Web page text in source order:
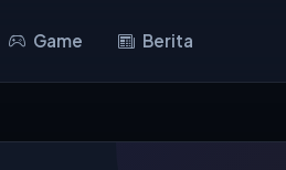
Game Berita